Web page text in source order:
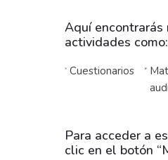
Aquí encontrarás
actividades como:
Cuestionarios
Para acceder a
clic en el botón